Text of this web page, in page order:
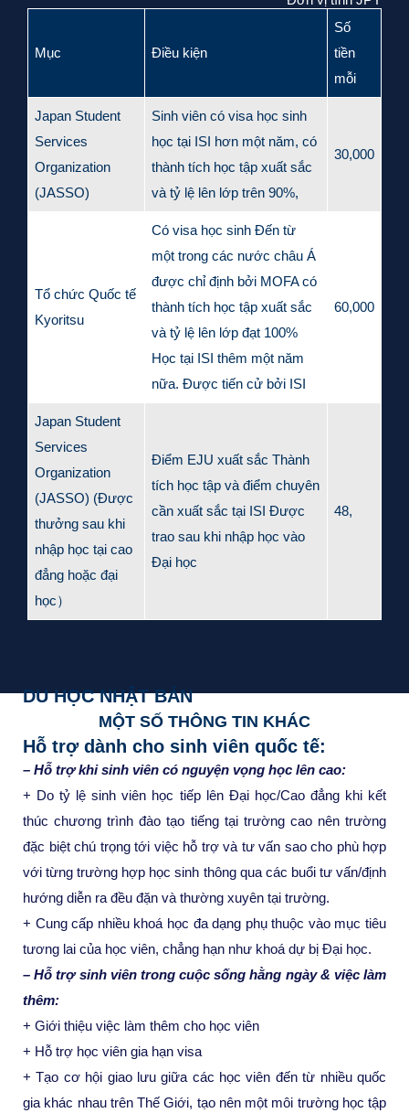
Mục Điều kiện
Số
tiền
mỗi
Japan Student
Services
Organization
(JASSO)
Sinh viên có visa học sinh
học tại ISI hơn một năm, có
thành tích học tập xuất sắc
và tỷ lệ lên lớp trên 90%,
30,000
Tổ chức Quốc tế
Kyoritsu
Có visa học sinh Đến từ
một trong các nước châu Á
được chỉ định bởi MOFA có
thành tích học tập xuất sắc
và tỷ lệ lên lớp đạt 100%
Học tại ISI thêm một năm
nữa. Được tiến cử bởi ISI
60,000
Japan Student
Services
Organization
(JASSO) (Được
thưởng sau khi
nhập học tại cao
đẳng hoặc đại
học）
Điểm EJU xuất sắc Thành
tích học tập và điểm chuyên
cần xuất sắc tại ISI Được
trao sau khi nhập học vào
Đại học
48,
DU HỌC NHẬT BẢN
MỘT SỐ THÔNG TIN KHÁC
Hỗ trợ dành cho sinh viên quốc tế:
– Hỗ trợ khi sinh viên có nguyện vọng học lên cao:
+ Do tỷ lệ sinh viên học tiếp lên Đại học/Cao đẳng khi kết
thúc chương trình đào tạo tiếng tại trường cao nên trường
đặc biệt chú trọng tới việc hỗ trợ và tư vấn sao cho phù hợp
với từng trường hợp học sinh thông qua các buổi tư vấn/định
hướng diễn ra đều đặn và thường xuyên tại trường.
+ Cung cấp nhiều khoá học đa dạng phụ thuộc vào mục tiêu
tương lai của học viên, chẳng hạn như khoá dự bị Đại học.
– Hỗ trợ sinh viên trong cuộc sống hằng ngày & việc làm
thêm:
+ Giới thiệu việc làm thêm cho học viên
+ Hỗ trợ học viên gia hạn visa
+ Tạo cơ hội giao lưu giữa các học viên đến từ nhiều quốc
gia khác nhau trên Thế Giới, tạo nên một môi trường học tập